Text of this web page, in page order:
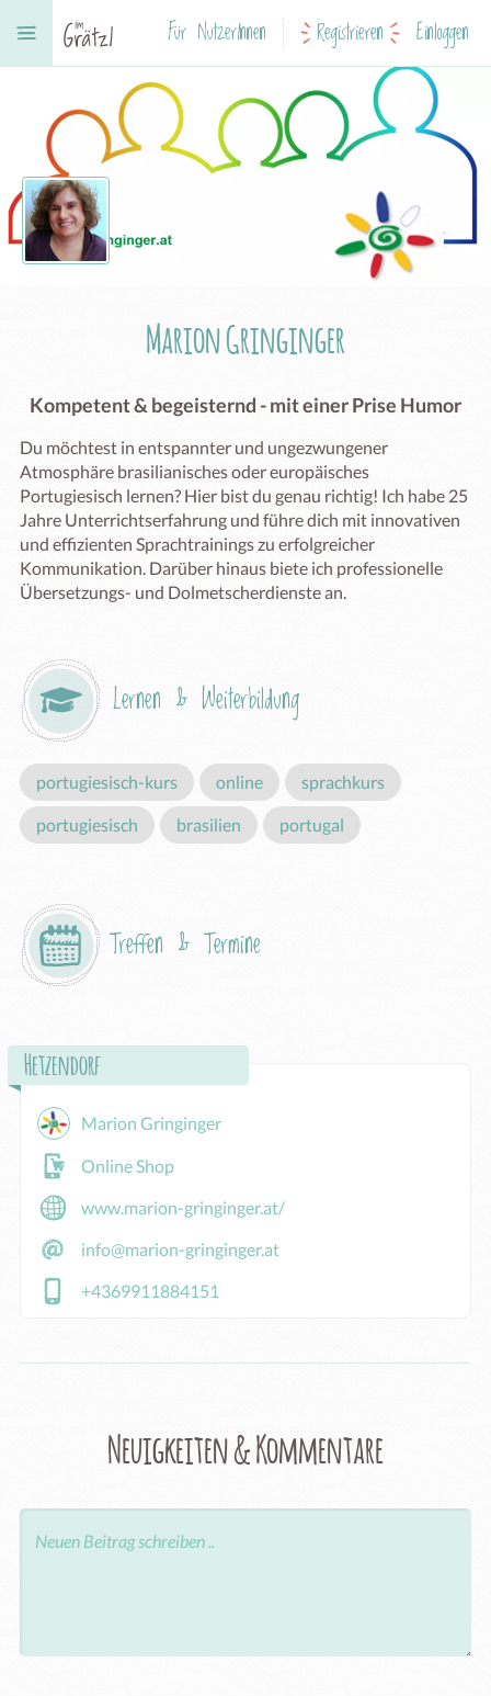
Für NutzerInnen Registrieren Einloggen
Marion Gringinger
Kompetent & begeisternd - mit einer Prise Humor
Du möchtest in entspannter und ungezwungener
Atmosphäre brasilianisches oder europäisches
Portugiesisch lernen? Hier bist du genau richtig! Ich habe 25
Jahre Unterrichtserfahrung und führe dich mit innovativen
und effizienten Sprachtrainings zu erfolgreicher
Kommunikation. Darüber hinaus biete ich professionelle
Übersetzungs- und Dolmetscherdienste an.
Lernen & Weiterbildung
portugiesisch-kurs online sprachkurs
portugiesisch brasilien portugal
Treffen & Termine
Hetzendorf
Marion Gringinger
Online Shop
www.marion-gringinger.at/
info@marion-gringinger.at
+4369911884151
Neuigkeiten & Kommentare